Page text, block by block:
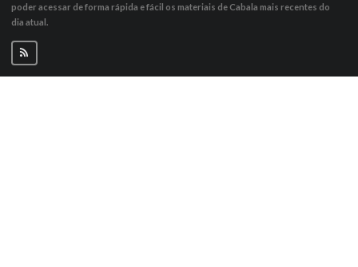
poder acessar de forma rápida e fácil os materiais de Cabala mais recentes do
dia atual.